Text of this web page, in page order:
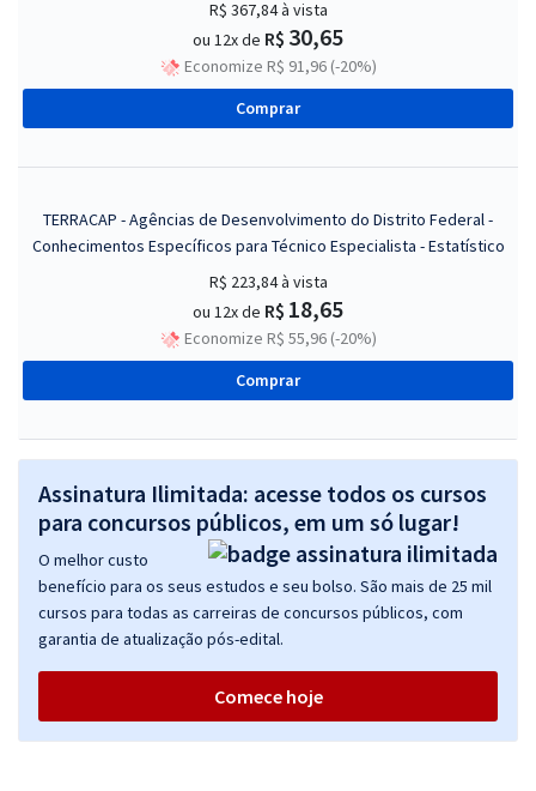
R$ 367,84à vista
ou 12x de R$ 30,65
Economize R$ 91,96 (-20%)
Comprar
TERRACAP - Agências de Desenvolvimento do Distrito Federal -
Conhecimentos Específicos para Técnico Especialista - Estatístico
R$ 223,84à vista
ou 12x de R$ 18,65
Economize R$ 55,96 (-20%)
Comprar
Assinatura Ilimitada: acesse todos os cursos
para concursos públicos, em um só lugar!
O melhor custo
benefício para os seus estudos e seu bolso. São mais de 25 mil
cursos para todas as carreiras de concursos públicos, com
garantia de atualização pós-edital.
Comece hoje